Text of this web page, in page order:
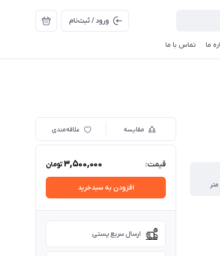
ورود / ثبت‌نام
ما تماس با ما
مقایسه علاقه‌مندی
قیمت: 3,500,000تومان
افزودن به سبدخرید
ارسال سریع پستی